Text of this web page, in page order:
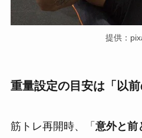
提供：
重量設定の目安は「以
筋トレ再開時、「 意外と前